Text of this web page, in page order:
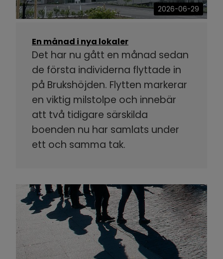
2026-06-29
En månad i nya lokaler
Det har nu gått en månad sedan
de första individerna flyttade in
på Brukshöjden. Flytten markerar
en viktig milstolpe och innebär
att två tidigare särskilda
boenden nu har samlats under
ett och samma tak.